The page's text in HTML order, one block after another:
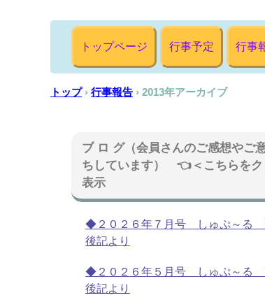
トップページ 行事予定 行事
トップ › 行事報告 › 2013年アーカイブ
ブ ロ グ（会員さんのご感想やご
ちしています） 👈＜こちらをク
表示
◆２０２６年７月号 しゅぷ～る
後記より
◆２０２６年５月号 しゅぷ～る
後記より